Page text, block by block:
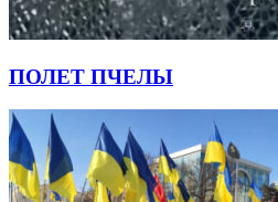
ПОЛЕТ ПЧЕЛЫ